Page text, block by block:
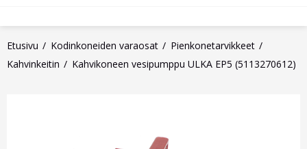
Etusivu Kodinkoneiden varaosat
Pienkonetarvikkeet
Kahvinkeitin
Kahvikoneen vesipumppu ULKA EP5 (5113270612)